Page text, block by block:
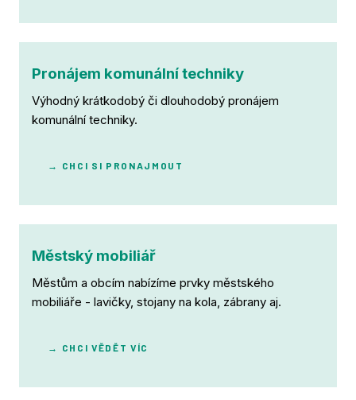
Pronájem komunální techniky
Výhodný krátkodobý či dlouhodobý pronájem
komunální techniky.
→ CHCI SI PRONAJMOUT
Městský mobiliář
Městům a obcím nabízíme prvky městského
mobiliáře - lavičky, stojany na kola, zábrany aj.
→ CHCI VĚDĚT VÍC